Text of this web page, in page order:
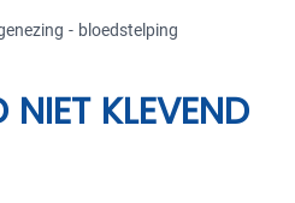
- bloedstelping
KLEVEND